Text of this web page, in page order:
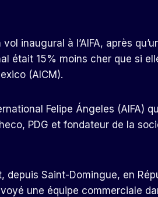
inaugural à l’AIFA, après
était 15% moins cher que si
(AICM).
Felipe Ángeles (AIFA)
PDG et fondateur de la
depuis Saint-Domingue, en
une équipe commerciale